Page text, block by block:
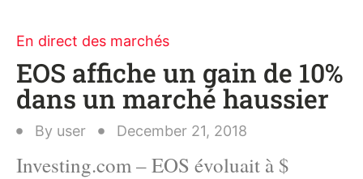
En direct des marchés
EOS affiche un gain de 10%
dans un marché haussier
By user December 21, 2018
Investing.com – EOS évoluait à $